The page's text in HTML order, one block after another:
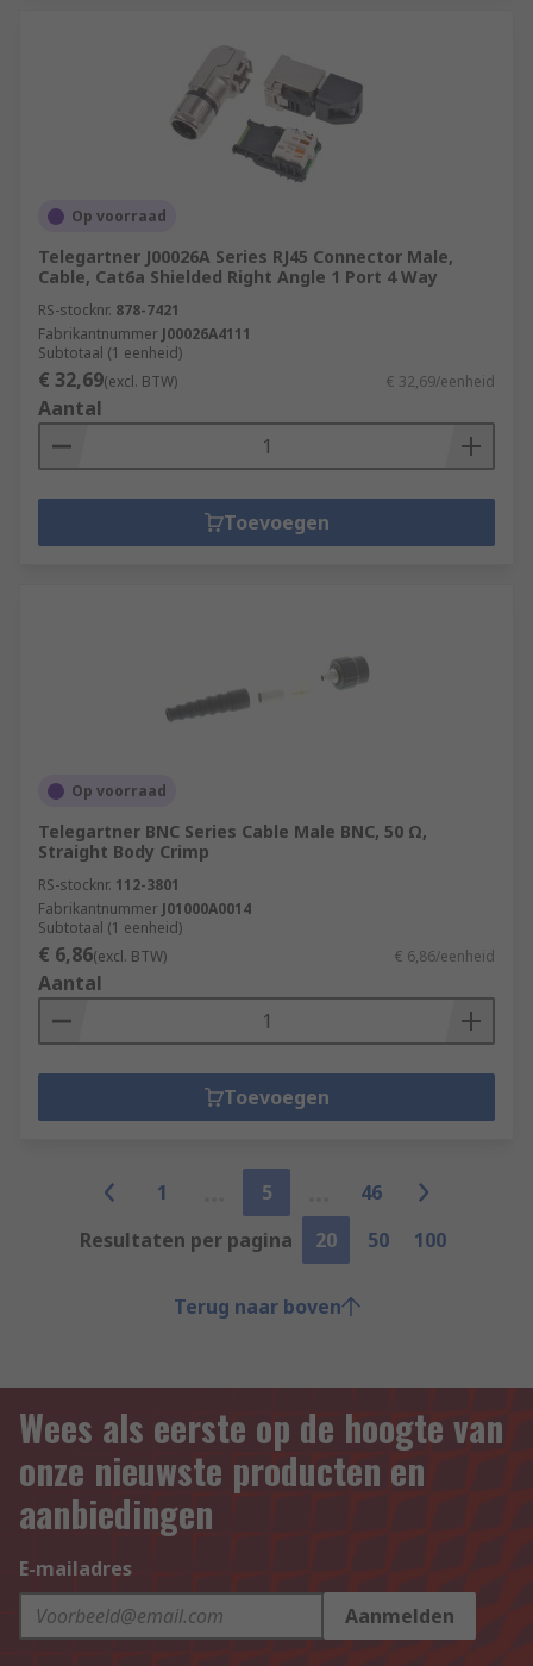
Op voorraad
Telegartner J00026A Series RJ45 Connector Male,
Cable, Cat6a Shielded Right Angle 1 Port 4 Way
RS-stocknr. 878-7421
Fabrikantnummer J00026A4111
Subtotaal (1 eenheid)
€ 32,69(excl. BTW) € 32,69/eenheid
Aantal
Toevoegen
Op voorraad
Telegartner BNC Series Cable Male BNC, 50 Ω,
Straight Body Crimp
RS-stocknr. 112-3801
Fabrikantnummer J01000A0014
Subtotaal (1 eenheid)
€ 6,86(excl. BTW) € 6,86/eenheid
Aantal
Toevoegen
1 5
46
Resultaten per pagina
20 50 100
Terug naar boven
Wees als eerste op de hoogte van
onze nieuwste producten en
aanbiedingen
E-mailadres
Aanmelden